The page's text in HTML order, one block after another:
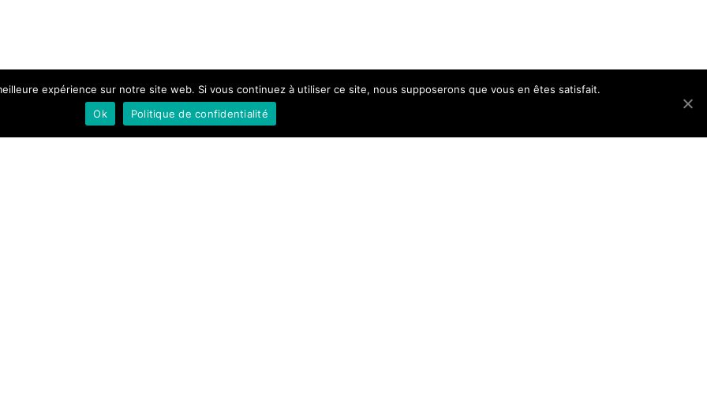
expérience sur notre site web. Si vous continuez à utiliser ce site, nous supposerons que vous en êtes satisfait.
Ok
Politique de confidentialité